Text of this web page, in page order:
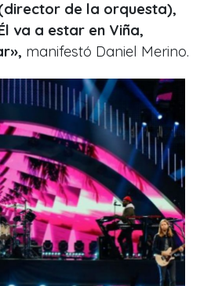
de la orquesta),
va a estar en Viña,
», manifestó Daniel Merino.